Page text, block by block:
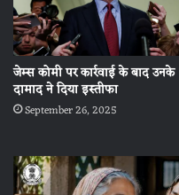
जेम्स कोमी पर कार्रवाई के बाद उनके
दामाद ने दिया इस्तीफा
September 26, 2025